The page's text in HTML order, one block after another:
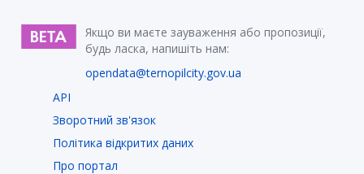
Якщо ви маєте зауваження або пропозиції,
будь ласка, напишіть нам:
opendata@ternopilcity.gov.ua
API
Зворотний зв'язок
Політика відкритих даних
Про портал